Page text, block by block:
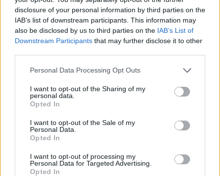
disclosure of your personal information by third parties on the
IAB’s list of downstream participants. This information may
also be disclosed by us to third parties on the IAB’s List of
Downstream Participants that may further disclose it to other
Personal Data Processing Opt Outs
I want to opt-out of the Sharing of my
personal data.
Opted In
I want to opt-out of the Sale of my
Personal Data.
Opted In
I want to opt-out of processing my
Personal Data for Targeted Advertising.
Opted In
Voit lisätä Staran Googlen ensisijaiseksi
lähteeksiklikkaamalla tästäja ruksittamalla
laatikon. Voit myös lukea lisää tähän artikkeliin
laajemmin samasta aihealueesta
osioistamme.